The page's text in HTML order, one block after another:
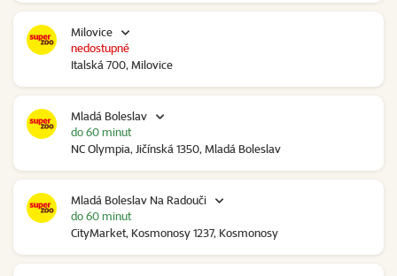
Milovice
Italská 700, Milovice
nedostupné
Mladá Boleslav
NC Olympia, Jičínská 1350, Mladá Boleslav
do 60 minut
Mladá Boleslav Na Radouči
CityMarket, Kosmonosy 1237, Kosmonosy
do 60 minut